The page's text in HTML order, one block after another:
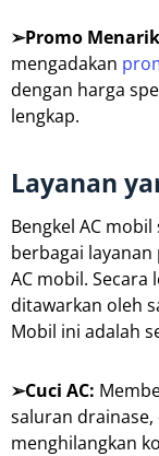
➢Promo
mengadakan
dengan harga
lengkap.
Layanan
Bengkel AC
berbagai
AC mobil. Secara
ditawarkan oleh
Mobil ini adalah
➢Cuci AC:
saluran
menghilangkan